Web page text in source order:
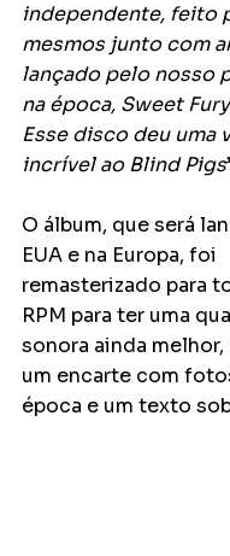
independente, feito
mesmos junto com
lançado pelo nosso
na época, Sweet
Esse disco deu uma
incrível ao Blind Pigs
O álbum, que será
EUA e na Europa, foi
remasterizado para
RPM para ter uma
sonora ainda
um encarte com
época e um texto